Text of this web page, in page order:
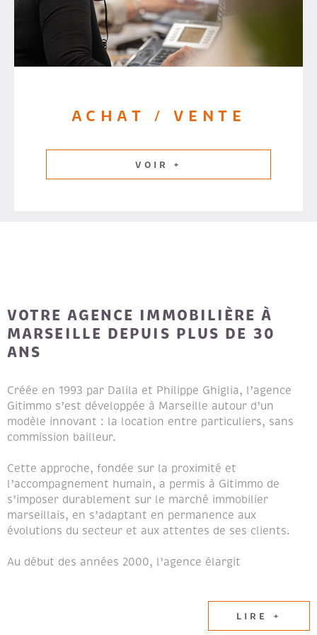
ACHAT / VENTE
VOIR +
VOTRE AGENCE IMMOBILIÈRE À
MARSEILLE DEPUIS PLUS DE 30
ANS
Créée en 1993 par Dalila et Philippe Ghiglia, l’agence
Gitimmo s’est développée à Marseille autour d’un
modèle innovant : la location entre particuliers, sans
commission bailleur.
Cette approche, fondée sur la proximité et
l’accompagnement humain, a permis à Gitimmo de
s’imposer durablement sur le marché immobilier
marseillais, en s’adaptant en permanence aux
évolutions du secteur et aux attentes de ses clients.
Au début des années 2000, l’agence élargit
LIRE +